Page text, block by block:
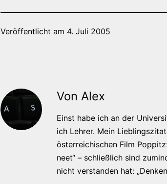
Veröffentlicht am 4. Juli 2005
Von Alex
Einst habe ich an der
ich Lehrer. Mein
österreichischen Film
neet“ – schließlich sind
nicht verstanden hat: